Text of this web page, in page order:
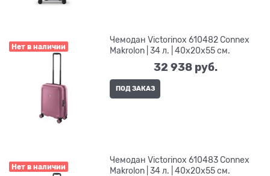
Нет в наличии
Чемодан Victorinox 610482 Connex
Makrolon | 34 л. | 40x20x55 см.
32 938 руб.
ПОД ЗАКАЗ
Нет в наличии
Чемодан Victorinox 610483 Connex
Makrolon | 34 л. | 40x20x55 см.